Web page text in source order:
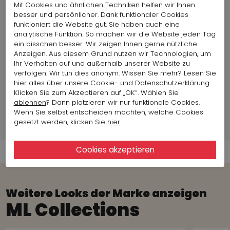
Länge:
65 cm
Land der Produktion:
Holland
Oberweite:
88 cm
Artikelgröße auf Foto
Größe 36
Mode-Modell info
Markeninformationen
Versandinformationen
Weitere Looks der Marke anzeigen
ML Collections
Mit Cookies und ähnlichen Techniken helfen wir Ihnen
besser und persönlicher. Dank funktionaler Cookies
funktioniert die Website gut. Sie haben auch eine
analytische Funktion. So machen wir die Website jeden Tag
ein bisschen besser. Wir zeigen Ihnen gerne nützliche
Anzeigen. Aus diesem Grund nutzen wir Technologien, um
Ihr Verhalten auf und außerhalb unserer Website zu
verfolgen. Wir tun dies anonym. Wissen Sie mehr? Lesen Sie
hieralles über unsere Cookie- und Datenschutzerklärung.
Klicken Sie zum Akzeptieren auf „OK“. Wählen Sie
ablehnen? Dann platzieren wir nur funktionale Cookies.
Wenn Sie selbst entscheiden möchten, welche Cookies
gesetzt werden, klicken Sie hier.